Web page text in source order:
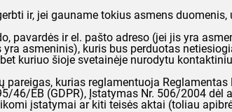
ir, jei gauname tokius asmens
pavardės ir el. pašto adreso (jei jis yra
asmeninis), kuris bus perduotas
kuriuo šioje svetainėje nurodytu
kurias reglamentuoja
46/EB (GDPR), Įstatymas Nr. 506/2004 dėl
įstatymai ar kiti teisės aktai (toliau